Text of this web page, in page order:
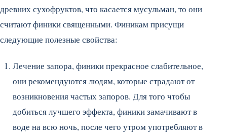
древних сухофруктов, что касается мусульман, то они
считают финики священными. Финикам присущи
следующие полезные свойства:
Лечение запора, финики прекрасное слабительное,
они рекомендуются людям, которые страдают от
возникновения частых запоров. Для того чтобы
добиться лучшего эффекта, финики замачивают в
воде на всю ночь, после чего утром употребляют в